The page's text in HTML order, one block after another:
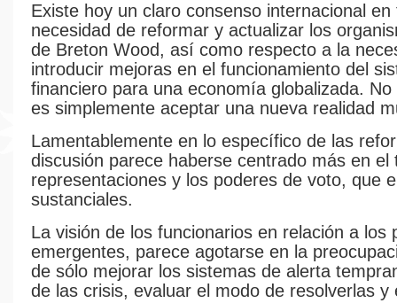
Existe hoy un claro consenso internacional en
necesidad de reformar y actualizar los
de Breton Wood, así como respecto a la
introducir mejoras en el funcionamiento del
financiero para una economía globalizada.
es simplemente aceptar una nueva realidad
Lamentablemente en lo específico de las
discusión parece haberse centrado más en el
representaciones y los poderes de voto, que
sustanciales.
La visión de los funcionarios en relación a los
emergentes, parece agotarse en la
de sólo mejorar los sistemas de alerta
de las crisis, evaluar el modo de resolverlas y